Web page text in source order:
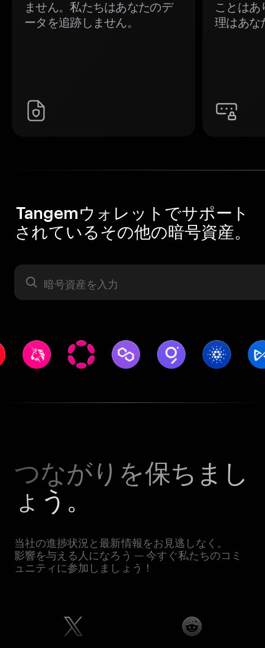
ません。私たちはあなたのデ
ータを追跡しません。
ことはあ
理はあな
Tangemウォレットでサポート
されているその他の暗号資産。
暗号資産
つながりを保ちまし
ょう。
当社の進捗状況と最新情報をお見逃しなく。
影響を与える人になろう — 今すぐ私たちのコミ
ュニティに参加しましょう！